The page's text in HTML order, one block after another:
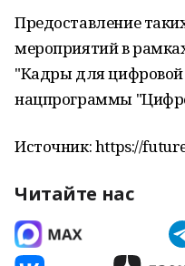
Предоставление
мероприятий в
"Кадры для
нацпрограммы
Источник: https://
Читайте нас